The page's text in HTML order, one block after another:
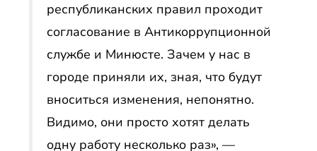
республиканских правил проходит
согласование в Антикоррупционной
службе и Минюсте. Зачем у нас в
городе приняли их, зная, что будут
вноситься изменения, непонятно.
Видимо, они просто хотят делать
одну работу несколько раз», —